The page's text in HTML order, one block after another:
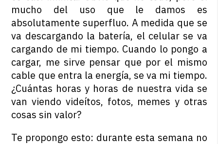
mucho del uso que le damos es
absolutamente superfluo. A medida que se
va descargando la batería, el celular se va
cargando de mi tiempo. Cuando lo pongo a
cargar, me sirve pensar que por el mismo
cable que entra la energía, se va mi tiempo.
¿Cuántas horas y horas de nuestra vida se
van viendo videítos, fotos, memes y otras
cosas sin valor?
Te propongo esto: durante esta semana no